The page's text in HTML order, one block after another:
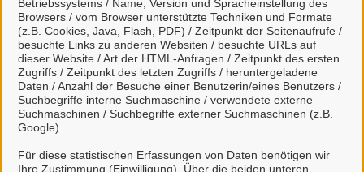
Betriebssystems / Name, Version und Spracheinstellung des
Browsers / vom Browser unterstützte Techniken und Formate
(z.B. Cookies, Java, Flash, PDF) / Zeitpunkt der Seitenaufrufe /
besuchte Links zu anderen Websiten / besuchte URLs auf
dieser Website / Art der HTML-Anfragen / Zeitpunkt des ersten
Zugriffs / Zeitpunkt des letzten Zugriffs / heruntergeladene
Daten / Anzahl der Besuche einer Benutzerin/eines Benutzers /
Suchbegriffe interne Suchmaschine / verwendete externe
Suchmaschinen / Suchbegriffe externer Suchmaschinen (z.B.
Google).
Für diese statistischen Erfassungen von Daten benötigen wir
Ihre Zustimmung (Einwilligung). Über die beiden unteren
Datenschutzbestimmungenzur Kenntnis
genommen und willigen der Übermittlung ihrer
Daten aus Mein Unternehmenskonto an das
Serviceportal Stadt Celle ein.
So funktioniert´s: